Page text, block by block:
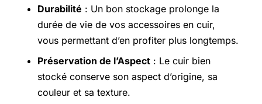
Durabilité : Un bon stockage prolonge la
durée de vie de vos accessoires en cuir,
vous permettant d’en profiter plus longtemps.
Préservation de l’Aspect : Le cuir bien
stocké conserve son aspect d’origine, sa
couleur et sa texture.